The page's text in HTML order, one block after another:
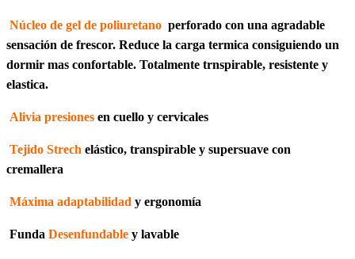
Núcleo de gel de poliuretano perforado con una agradable
sensación de frescor. Reduce la carga termica consiguiendo un
dormir mas confortable. Totalmente trnspirable, resistente y
elastica.
Alivia presiones en cuello y cervicales
Tejido Strech elástico, transpirable y supersuave con
cremallera
Máxima adaptabilidad y ergonomía
Funda Desenfundable y lavable